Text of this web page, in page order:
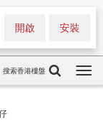
安裝
開啟
搜索香港樓盤